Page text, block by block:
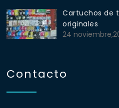
Cartuchos de
originales
24
Contacto